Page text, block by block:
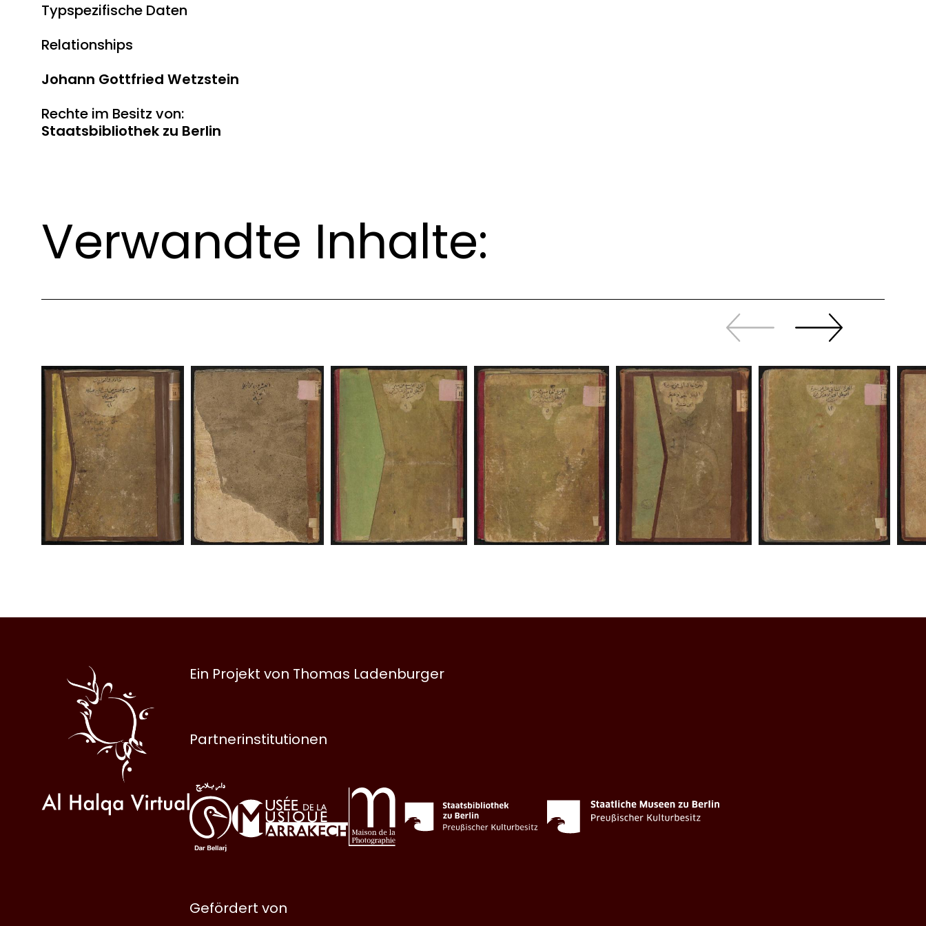
Typspezifische Daten
Relationships
Johann Gottfried Wetzstein
Rechte im Besitz von:
Staatsbibliothek zu Berlin
Verwandte Inhalte:
Zurück
sliden
Weiter
sliden
Halqa
Ein Projekt von Thomas Ladenburger
Partnerinstitutionen
Gefördert von